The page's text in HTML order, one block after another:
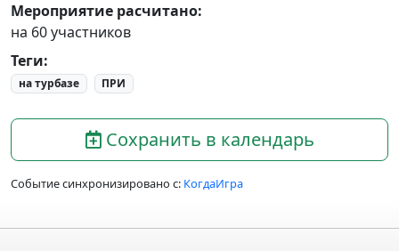
Мероприятие расчитано:
на 60 участников
Теги:
на турбазе ПРИ
Сохранить в календарь
Событие синхронизировано с: КогдаИгра